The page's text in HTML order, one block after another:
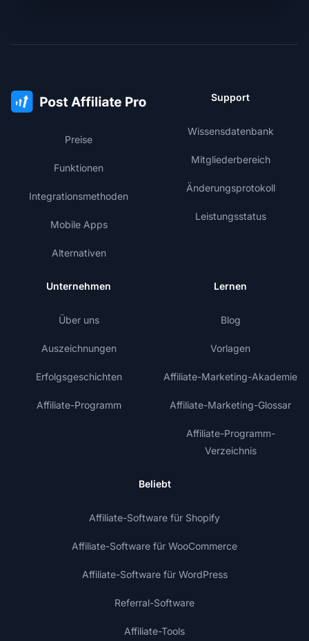
Preise
Funktionen
Integrationsmethoden
Mobile Apps
Alternativen
Support
Wissensdatenbank
Mitgliederbereich
Änderungsprotokoll
Leistungsstatus
Unternehmen
Über uns
Auszeichnungen
Erfolgsgeschichten
Affiliate-Programm
Lernen
Blog
Vorlagen
Affiliate-Marketing-Akademie
Affiliate-Marketing-Glossar
Affiliate-Programm-
Verzeichnis
Beliebt
Affiliate-Software für Shopify
Affiliate-Software für WooCommerce
Affiliate-Software für WordPress
Referral-Software
Affiliate-Tools